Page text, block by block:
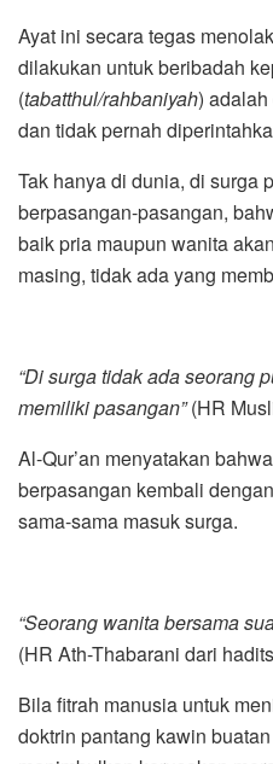
Ayat ini secara tegas
dilakukan untuk beribadah
(tabatthul/rahbaniyah)
dan tidak pernah
Tak hanya di dunia, di surga
berpasangan-pasangan,
baik pria maupun wanita
masing, tidak ada yang
“Di surga tidak ada seorang
memiliki pasangan”(HR
Al-Qur’an menyatakan
berpasangan kembali
sama-sama masuk surga.
“Seorang wanita bersama
(HR Ath-Thabarani dari
Bila fitrah manusia untuk
doktrin pantang kawin